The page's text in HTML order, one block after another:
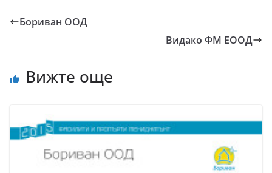
Бориван ООД
Видако ФМ ЕООД
Вижте още